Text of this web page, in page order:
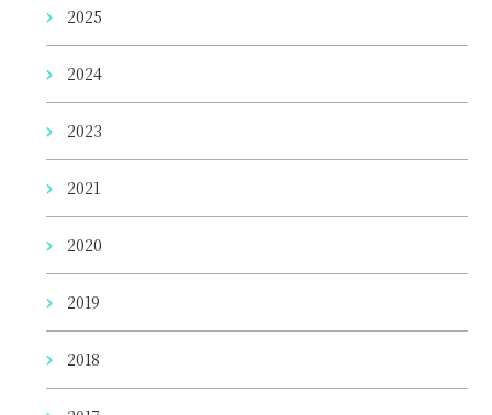
2025
2024
2023
2021
2020
2019
2018